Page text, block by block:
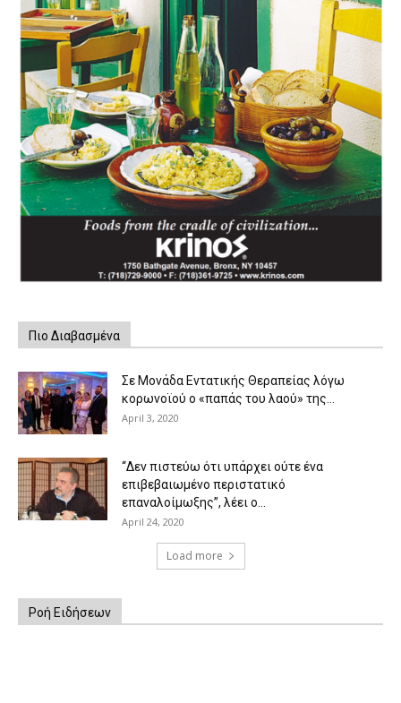
Πιο Διαβασμένα
Σε Μονάδα Εντατικής Θεραπείας λόγω
κορωνοϊού ο «παπάς του λαού» της...
April 3, 2020
“Δεν πιστεύω ότι υπάρχει ούτε ένα
επιβεβαιωμένο περιστατικό
επαναλοίμωξης”, λέει ο...
April 24, 2020
Load more
Ροή Ειδήσεων